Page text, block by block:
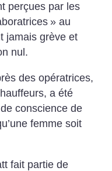
perçues par les
» au
jamais grève et
nul.
des opératrices,
a été
conscience de
femme soit
fait partie de